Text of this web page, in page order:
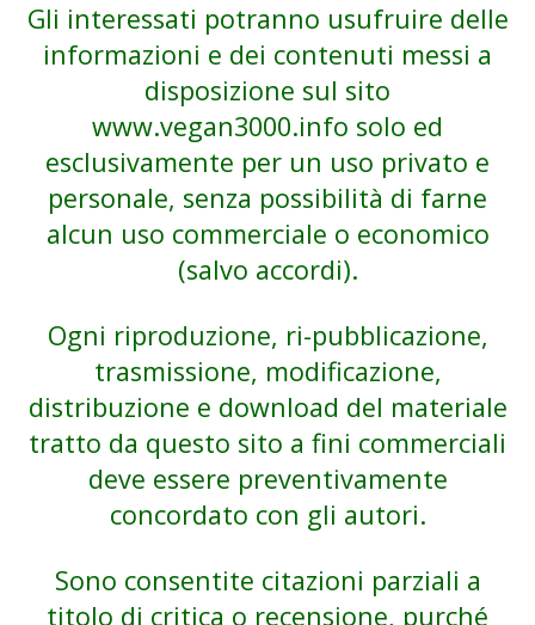
Gli interessati potranno usufruire delle
informazioni e dei contenuti messi a
disposizione sul sito
www.vegan3000.info solo ed
esclusivamente per un uso privato e
personale, senza possibilità di farne
alcun uso commerciale o economico
(salvo accordi).
Ogni riproduzione, ri-pubblicazione,
trasmissione, modificazione,
distribuzione e download del materiale
tratto da questo sito a fini commerciali
deve essere preventivamente
concordato con gli autori.
Sono consentite citazioni parziali a
titolo di critica o recensione, purché